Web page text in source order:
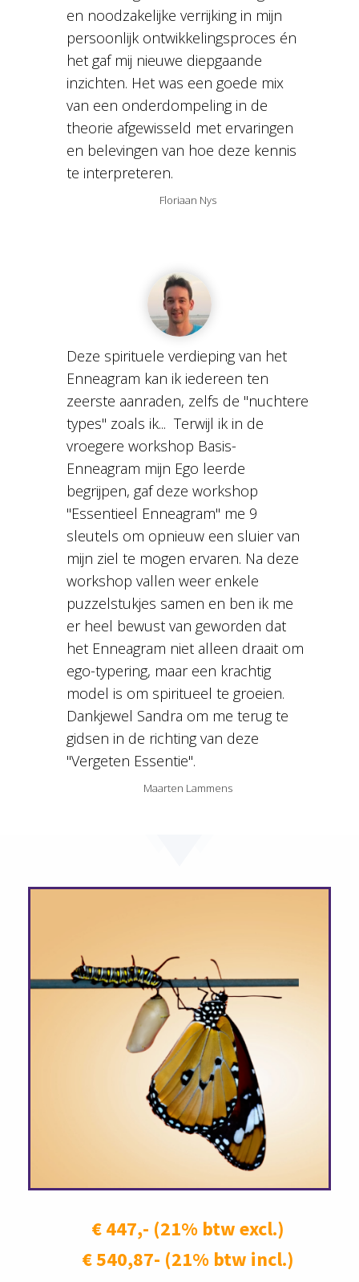
en noodzakelijke verrijking in mijn
persoonlijk ontwikkelingsproces én
het gaf mij nieuwe diepgaande
inzichten. Het was een goede mix
van een onderdompeling in de
theorie afgewisseld met ervaringen
en belevingen van hoe deze kennis
te interpreteren.
Floriaan Nys
Deze spirituele verdieping van het
Enneagram kan ik iedereen ten
zeerste aanraden, zelfs de "nuchtere
types" zoals ik... Terwijl ik in de
vroegere workshop Basis-
Enneagram mijn Ego leerde
begrijpen, gaf deze workshop
"Essentieel Enneagram" me 9
sleutels om opnieuw een sluier van
mijn ziel te mogen ervaren. Na deze
workshop vallen weer enkele
puzzelstukjes samen en ben ik me
er heel bewust van geworden dat
het Enneagram niet alleen draait om
ego-typering, maar een krachtig
model is om spiritueel te groeien.
Dankjewel Sandra om me terug te
gidsen in de richting van deze
"Vergeten Essentie".
Maarten Lammens
€ 447,- (21% btw excl.)
€ 540,87- (21% btw incl.)